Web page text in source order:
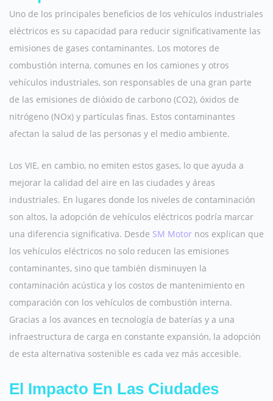
Uno de los principales beneficios de los vehículos industriales
eléctricos es su capacidad para reducir significativamente las
emisiones de gases contaminantes. Los motores de
combustión interna, comunes en los camiones y otros
vehículos industriales, son responsables de una gran parte
de las emisiones de dióxido de carbono (CO2), óxidos de
nitrógeno (NOx) y partículas finas. Estos contaminantes
afectan la salud de las personas y el medio ambiente.
Los VIE, en cambio, no emiten estos gases, lo que ayuda a
mejorar la calidad del aire en las ciudades y áreas
industriales. En lugares donde los niveles de contaminación
son altos, la adopción de vehículos eléctricos podría marcar
una diferencia significativa. Desde SM Motor nos explican que
los vehículos eléctricos no solo reducen las emisiones
contaminantes, sino que también disminuyen la
contaminación acústica y los costos de mantenimiento en
comparación con los vehículos de combustión interna.
Gracias a los avances en tecnología de baterías y a una
infraestructura de carga en constante expansión, la adopción
de esta alternativa sostenible es cada vez más accesible.
El Impacto En Las Ciudades